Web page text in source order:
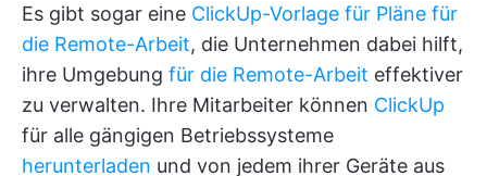
Es gibt sogar eine ClickUp-Vorlage für Pläne für
die Remote-Arbeit, die Unternehmen dabei hilft,
ihre Umgebung für die Remote-Arbeit effektiver
zu verwalten. Ihre Mitarbeiter können ClickUp
für alle gängigen Betriebssysteme
herunterladen und von jedem ihrer Geräte aus